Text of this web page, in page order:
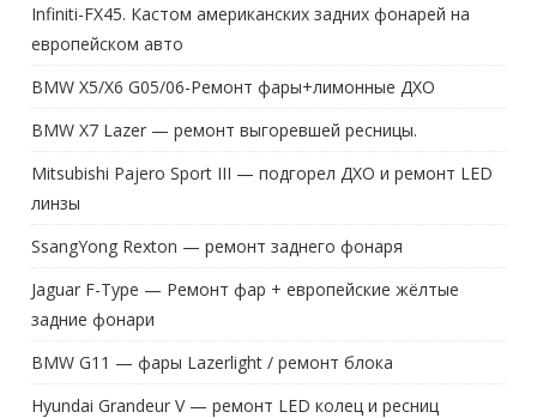
Infiniti-FX45. Кастом американских задних фонарей на
европейском авто
BMW X5/X6 G05/06-Ремонт фары+лимонные ДХО
BMW X7 Lazer — ремонт выгоревшей ресницы.
Mitsubishi Pajero Sport III — подгорел ДХО и ремонт LED
линзы
SsangYong Rexton — ремонт заднего фонаря
Jaguar F-Type — Ремонт фар + европейские жёлтые
задние фонари
BMW G11 — фары Lazerlight / ремонт блока
Hyundai Grandeur V — ремонт LED колец и ресниц